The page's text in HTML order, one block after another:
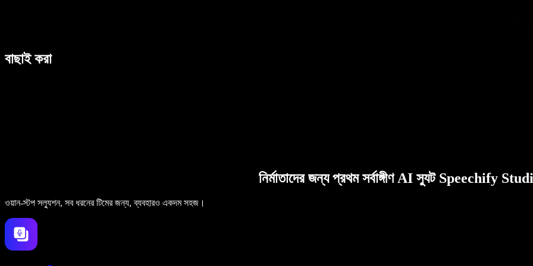
বাছাই করা
নির্মাতাদের জন্য প্রথম সর্বাঙ্গীণ AI স্যুট Speechify
ওয়ান-স্টপ সল্যুশন, সব ধরনের টিমের জন্য, ব্যবহারও একদম সহজ।